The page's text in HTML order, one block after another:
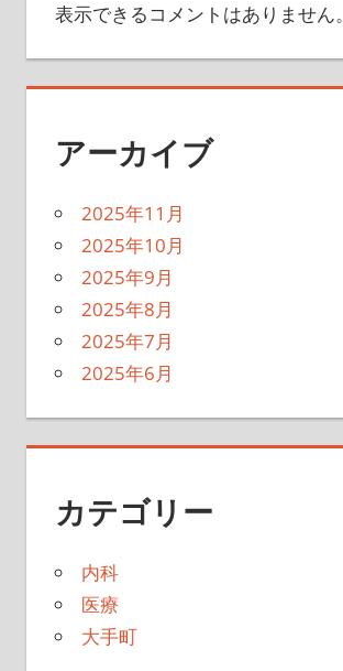
表示できるコメントはありません。
アーカイブ
2025年11月
2025年10月
2025年9月
2025年8月
2025年7月
2025年6月
カテゴリー
内科
医療
大手町